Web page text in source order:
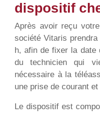
dispositif
Après avoir reçu votre
société Vitaris
h, afin de fixer la date
du technicien qui
nécessaire à la
une prise de courant
Le dispositif est